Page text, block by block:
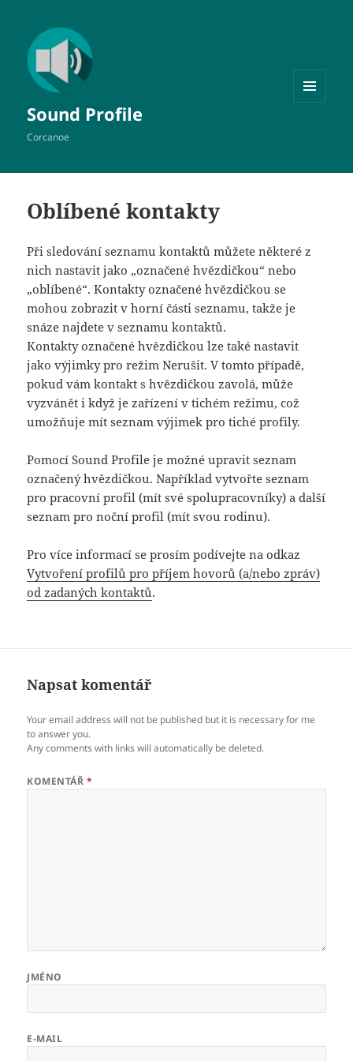
Sound Profile
Corcanoe
Oblíbené kontakty
Při sledování seznamu kontaktů můžete některé z
nich nastavit jako „označené hvězdičkou“ nebo
„oblíbené“. Kontakty označené hvězdičkou se
mohou zobrazit v horní části seznamu, takže je
snáze najdete v seznamu kontaktů.
Kontakty označené hvězdičkou lze také nastavit
jako výjimky pro režim Nerušit. V tomto případě,
pokud vám kontakt s hvězdičkou zavolá, může
vyzvánět i když je zařízení v tichém režimu, což
umožňuje mít seznam výjimek pro tiché profily.
PomocíSound Profile je možné upravit seznam
označený hvězdičkou. Například vytvořte seznam
pro pracovní profil (mít své spolupracovníky) a další
seznam pro noční profil (mít svou rodinu).
Pro více informací se prosím podívejte na odkaz
Vytvoření profilů pro příjem hovorů (a/nebo zpráv)
od zadaných kontaktů.
Napsat komentář
Your email address will not be published but it is necessary for me
to answer you.
Any comments with links will automatically be deleted.
KOMENTÁŘ *
JMÉNO
E-MAIL